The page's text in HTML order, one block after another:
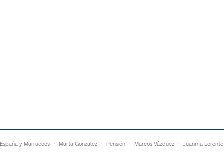
España y Marruecos Marta González Pensión Marcos Vázquez Juanma Lorente